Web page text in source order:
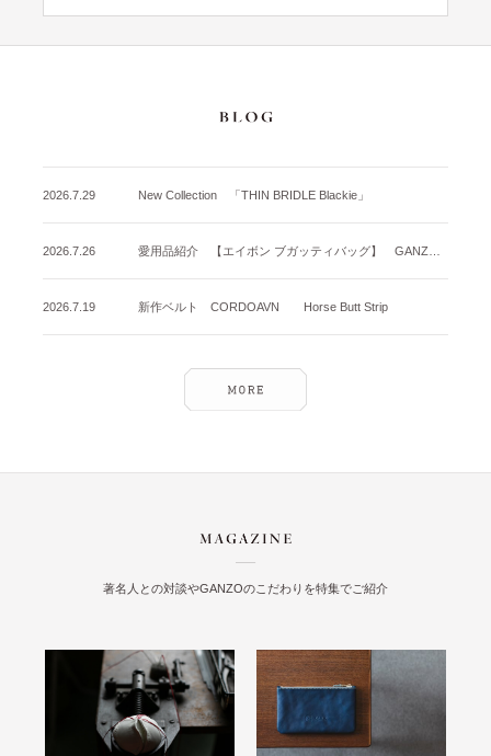
2026.7.29 New Collection 「THIN BRIDLE Blackie」
2026.7.26
2026.7.19 新作ベルト CORDOAVN Horse Butt Strip
著名人との対談やGANZOのこだわりを特集でご紹介